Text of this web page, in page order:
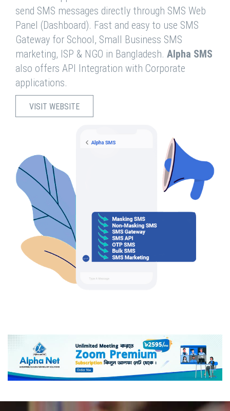
send SMS messages directly through SMS Web
Panel (Dashboard). Fast and easy to use SMS
Gateway for School, Small Business SMS
marketing, ISP & NGO in Bangladesh. Alpha SMS
also offers API Integration with Corporate
applications.
VISIT WEBSITE